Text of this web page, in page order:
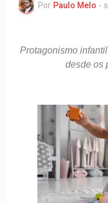
Por Paulo Melo -
Protagonismo
desde os